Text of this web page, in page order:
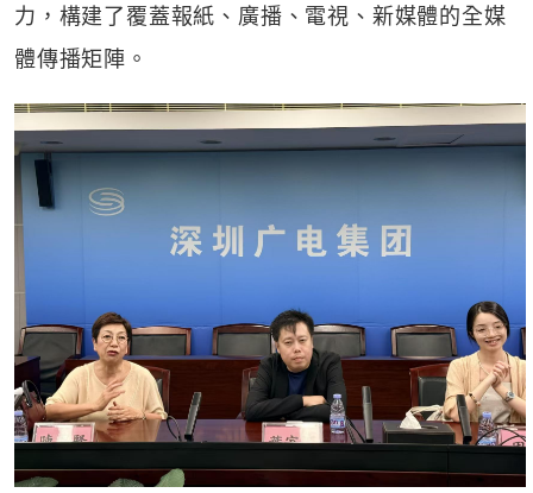
力，構建了覆蓋報紙、廣播、電視、新媒體的全媒
體傳播矩陣。